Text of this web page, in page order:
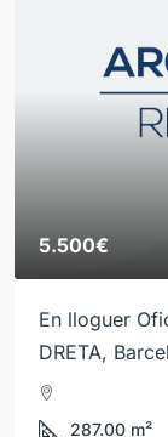
5.500€
En lloguer
DRETA,
287.00 m²